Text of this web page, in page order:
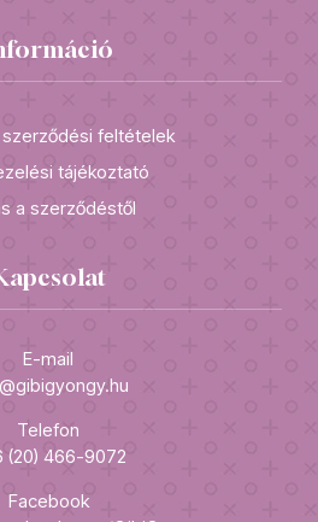
feltételek
tájékoztató
a szerződéstől
E-mail
Telefon
(20) 466-9072
Facebook